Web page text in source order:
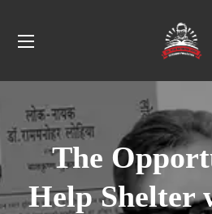
The
Help Shelter